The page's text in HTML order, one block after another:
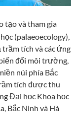
tạo và tham gia
(palaeoecology),
tích và các ứng
đổi môi trường,
núi phía Bắc
tích được thu
Đại học Khoa học
Bắc Ninh và Hà